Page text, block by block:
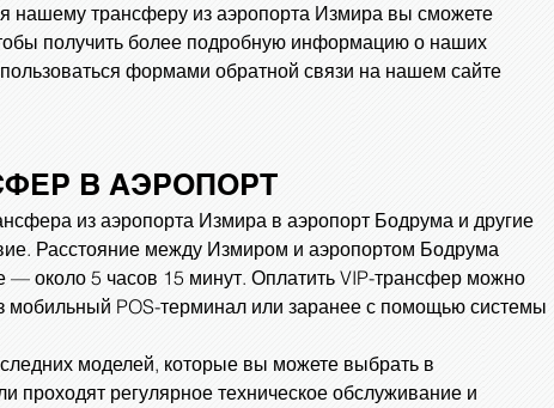
нашему трансферу из аэропорта Измира вы сможете
получить более подробную информацию о наших
формами обратной связи на нашем сайте
В АЭРОПОРТ
из аэропорта Измира в аэропорт Бодрума и другие
Расстояние между Измиром и аэропортом Бодрума
— около 5 часов 15 минут. Оплатить VIP-трансфер можно
мобильный POS-терминал или заранее с помощью системы
моделей, которые вы можете выбрать в
проходят регулярное техническое обслуживание и